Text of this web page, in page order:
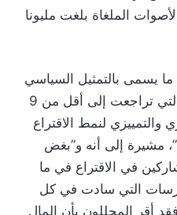
المائة، والأصوات الملغاة بلغت مليونا
يسمى بالتمثيل السياسي
للمرأة في المجالس المنتخبة التي تراجعت إلى أقل من 9
والتمييزي لنمط الاقتراع
مشيرة إلى أنه و”بغض
في الاقتراع في ما
التي سادت في كل
الانتخابية منذ 1997، فقد أقر المحللون بأن المال